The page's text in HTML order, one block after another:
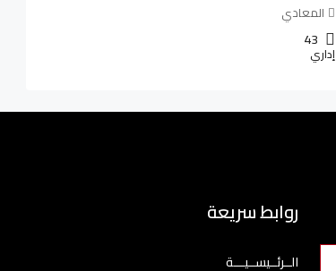
المعادي
43
إداري
روابط سريعة
الــرئــيســيـــة